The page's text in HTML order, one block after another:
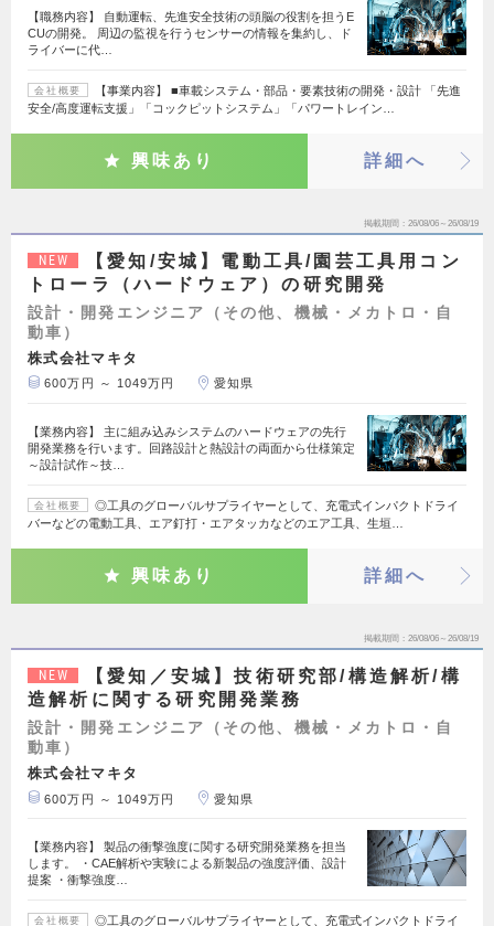
【職務内容】 自動運転、先進安全技術の頭脳の役割を担うE
CUの開発。 周辺の監視を行うセンサーの情報を集約し、ド
ライバーに代…
会社概要
【事業内容】 ■車載システム・部品・要素技術の開発・設計 「先進
安全/高度運転支援」「コックピットシステム」「パワートレイン…
興味あり 詳細へ
掲載期間 26/08/06～26/08/19
NEW
【愛知/安城】電動工具/園芸工具用コン
トローラ（ハードウェア）の研究開発
設計・開発エンジニア（その他、機械・メカトロ・自
動車）
株式会社マキタ
600万円 ～ 1049万円 愛知県
【業務内容】 主に組み込みシステムのハードウェアの先行
開発業務を行います。回路設計と熱設計の両面から仕様策定
～設計試作～技…
会社概要
◎工具のグローバルサプライヤーとして、充電式インパクトドライ
バーなどの電動工具、エア釘打・エアタッカなどのエア工具、生垣…
興味あり 詳細へ
掲載期間 26/08/06～26/08/19
NEW
【愛知／安城】技術研究部/構造解析/構
造解析に関する研究開発業務
設計・開発エンジニア（その他、機械・メカトロ・自
動車）
株式会社マキタ
600万円 ～ 1049万円 愛知県
【業務内容】 製品の衝撃強度に関する研究開発業務を担当
します。 ・CAE解析や実験による新製品の強度評価、設計
提案 ・衝撃強度…
会社概要
◎工具のグローバルサプライヤーとして、充電式インパクトドライ